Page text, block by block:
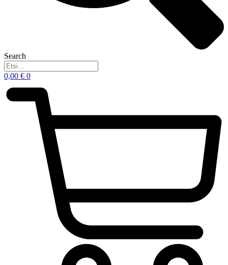
Search
0,00 € 0